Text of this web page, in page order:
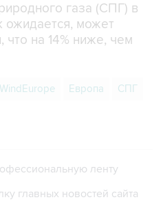
газа (СПГ) в
ожидается, может
что на 14% ниже, чем
WindEurope Европа СПГ
ленту
главных новостей сайта